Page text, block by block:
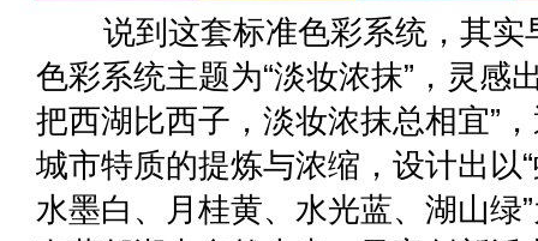
说到这套标准色彩系统，其实
色彩系统主题为“淡妆浓抹”，灵感
把西湖比西子，淡妆浓抹总相宜”
城市特质的提炼与浓缩，设计出以
水墨白、月桂黄、水光蓝、湖山绿